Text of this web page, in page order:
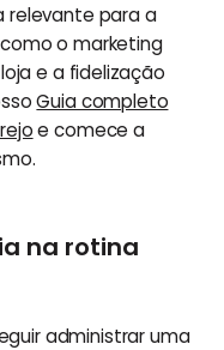
relevante para a
o marketing
e a fidelização
Guia completo
e comece a
na rotina
administrar uma